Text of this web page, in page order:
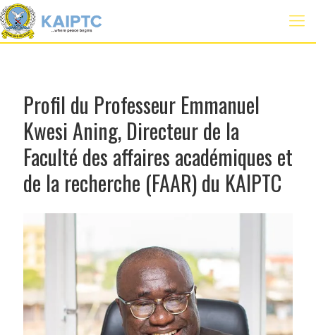
Profil du Professeur Emmanuel
Kwesi Aning, Directeur de la
Faculté des affaires académiques et
de la recherche (FAAR) du KAIPTC